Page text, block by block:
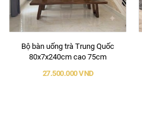
Bộ bàn uống trà Trung Quốc
80x7x240cm cao 75cm
27.500.000 VND